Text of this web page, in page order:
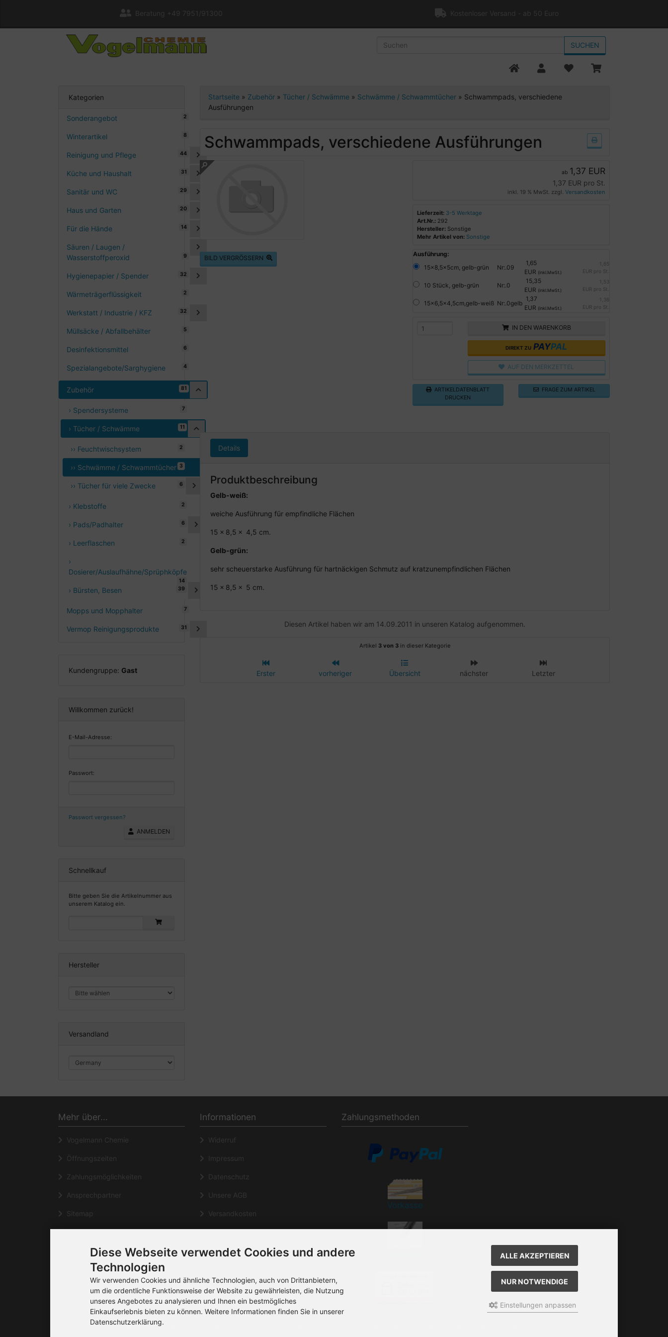
Beratung +49 7951/91300 Kostenloser Versand - ab 50 Euro
SUCHEN
Kategorien
Sonderangebot 2
Winterartikel 8
Reinigung und Pflege 44
Küche und Haushalt 31
Sanitär und WC 29
Haus und Garten 20
Für die Hände 14
Säuren / Laugen /
Wasserstoffperoxid
9
Hygienepapier / Spender 32
Wärmeträgerflüssigkeit 2
Werkstatt / Industrie / KFZ 32
Müllsäcke / Abfallbehälter 5
Desinfektionsmittel 6
Spezialangebote/Sarghygiene 4
Zubehör 81
› Spendersysteme 7
› Tücher / Schwämme 11
›› Feuchtwischsystem 2
›› Schwämme / Schwammtücher 3
›› Tücher für viele Zwecke 6
› Klebstoffe 2
› Pads/Padhalter 6
› Leerflaschen 2
›
Dosierer/Auslaufhähne/Sprüphköpfe
14
› Bürsten, Besen 39
Mopps und Mopphalter 7
Vermop Reinigungsprodukte 31
Kundengruppe: Gast
Willkommen zurück!
E-Mail-Adresse:
Passwort:
Passwort vergessen?
ANMELDEN
Schnellkauf
Bitte geben Sie die Artikelnummer aus
unserem Katalog ein.
Hersteller
Versandland
Startseite » Zubehör » Tücher / Schwämme » Schwämme / Schwammtücher » Schwammpads, verschiedene
Ausführungen
Schwammpads, verschiedene Ausführungen
BILD VERGRÖSSERN
ab 1,37 EUR
1,37 EUR pro St.
inkl. 19 % MwSt. zzgl. Versandkosten
Lieferzeit: 3-5 Werktage
Art.Nr.: 292
Hersteller: Sonstige
Mehr Artikel von: Sonstige
Ausführung:
15x8,5x5cm, gelb-grün
Nr:.09
1,65
EUR (inkl.MwSt.)
1,65
EUR pro St.
10 Stück, gelb-grün Nr:.0
15,35
EUR (inkl.MwSt.)
1,53
EUR pro St.
15x6,5x4,5cm,gelb-weiß Nr:.0gelb
1,37
EUR (inkl.MwSt.)
1,36
EUR pro St.
IN DEN WARENKORB
DIREKT ZUPAYPAL
AUF DEN MERKZETTEL
ARTIKELDATENBLATT
DRUCKEN
FRAGE ZUM ARTIKEL
Details
Produktbeschreibung
Gelb-weiß:
weiche Ausführung für empfindliche Flächen
15 x 8,5 x 4,5 cm.
Gelb-grün:
sehr scheuerstarke Ausführung für hartnäckigen Schmutz auf kratzunempfindlichen Flächen
15 x 8,5 x 5 cm.
Diesen Artikel haben wir am 14.09.2011 in unseren Katalog aufgenommen.
Artikel 3 von 3in dieser Kategorie
Erster vorheriger Übersicht nächster Letzter
Mehr über...
Vogelmann Chemie
Öffnungszeiten
Zahlungsmöglichkeiten
Ansprechpartner
Sitemap
Häufig gestellte Fragen
Cookie Einstellungen
Informationen
Widerruf
Impressum
Datenschutz
Unsere AGB
Versandkosten
Kontakt/Rückruf
Lieferzeit
Zahlungsmethoden
Vorkasse
Bitte beachten Sie, dass die Produktabbildungen vom Original abweichen können. Unsere Preise für Geschäftskunden sind exklusive der gesetzlichen Mehrwertsteuer.
Diese Webseite verwendet Cookies und andere
Technologien
Wir verwenden Cookies und ähnliche Technologien, auch von Drittanbietern,
um die ordentliche Funktionsweise der Website zu gewährleisten, die Nutzung
unseres Angebotes zu analysieren und Ihnen ein bestmögliches
Einkaufserlebnis bieten zu können. Weitere Informationen finden Sie in unserer
Datenschutzerklärung.
ALLE AKZEPTIEREN
NUR NOTWENDIGE
Einstellungen anpassen